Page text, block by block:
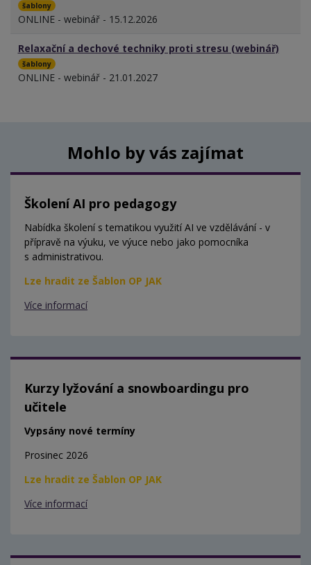
šablony
ONLINE - webinář - 15.12.2026
Relaxační a dechové techniky proti stresu (webinář)
šablony
ONLINE - webinář - 21.01.2027
Mohlo by vás zajímat
Školení AI pro pedagogy
Nabídka školení s tematikou využití AI ve vzdělávání - v
přípravě na výuku, ve výuce nebo jako pomocníka
s administrativou.
Lze hradit ze Šablon OP JAK
Více informací
Kurzy lyžování a snowboardingu pro
učitele
Vypsány nové termíny
Prosinec 2026
Lze hradit ze Šablon OP JAK
Více informací